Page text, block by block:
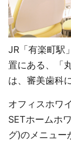
JR「有楽町駅
置にある、「
は、審美歯科
オフィスホワ
SETホームホ
グ)のメニュー